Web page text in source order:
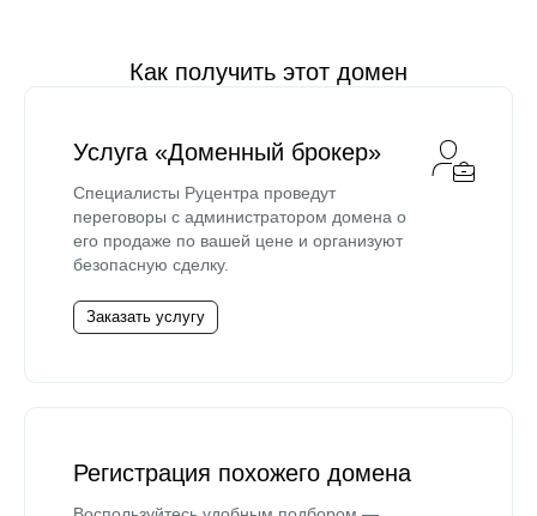
Как получить этот домен
Услуга «Доменный брокер»
Специалисты Руцентра проведут
переговоры с администратором домена о
его продаже по вашей цене и организуют
безопасную сделку.
Заказать услугу
Регистрация похожего домена